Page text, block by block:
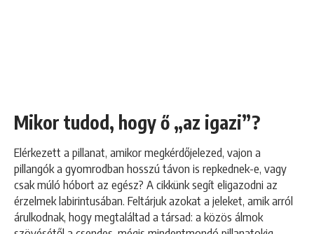
Mikor tudod, hogy ő „az igazi”?
Elérkezett a pillanat, amikor megkérdőjelezed, vajon a
pillangók a gyomrodban hosszú távon is repkednek-e, vagy
csak múló hóbort az egész? A cikkünk segít eligazodni az
érzelmek labirintusában. Feltárjuk azokat a jeleket, amik arról
árulkodnak, hogy megtaláltad a társad: a közös álmok